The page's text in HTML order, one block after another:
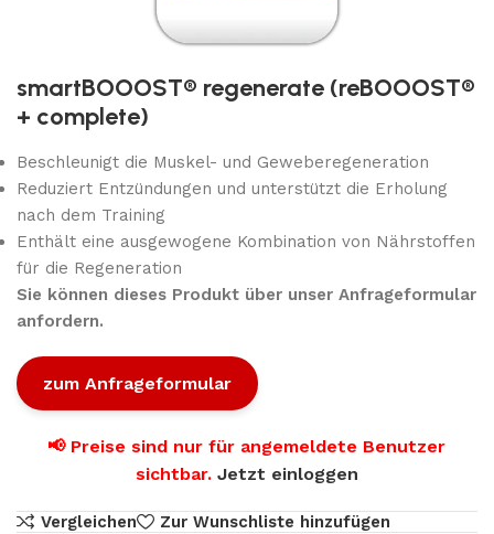
smartBOOOST® regenerate (reBOOOST®
+ complete)
Beschleunigt die Muskel- und Geweberegeneration
Reduziert Entzündungen und unterstützt die Erholung
nach dem Training
Enthält eine ausgewogene Kombination von Nährstoffen
für die Regeneration
Sie können dieses Produkt über unser Anfrageformular
anfordern.
zum Anfrageformular
📢 Preise sind nur für angemeldete Benutzer
sichtbar. Jetzt einloggen
Vergleichen Zur Wunschliste hinzufügen